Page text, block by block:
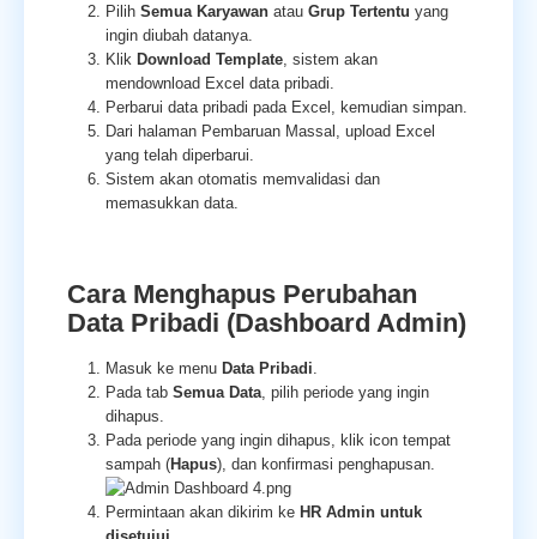
Pilih Semua Karyawan atau Grup Tertentu yang
ingin diubah datanya.
Klik Download Template , sistem akan
mendownload Excel data pribadi.
Perbarui data pribadi pada Excel, kemudian simpan.
Dari halaman Pembaruan Massal, upload Excel
yang telah diperbarui.
Sistem akan otomatis memvalidasi dan
memasukkan data.
Cara Menghapus Perubahan
Data Pribadi (Dashboard Admin)
Masuk ke menu Data Pribadi
Pada tab Semua Data , pilih periode yang ingin
dihapus.
Pada periode yang ingin dihapus, klik icon tempat
sampah (Hapus), dan konfirmasi penghapusan.
Permintaan akan dikirim ke HR Admin untuk